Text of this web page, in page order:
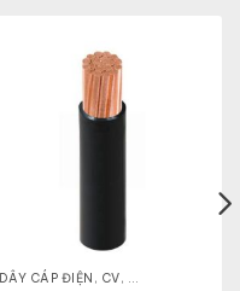
DÂY CÁP ĐIỆN , CV, DÂY ĐIỆN DÂN